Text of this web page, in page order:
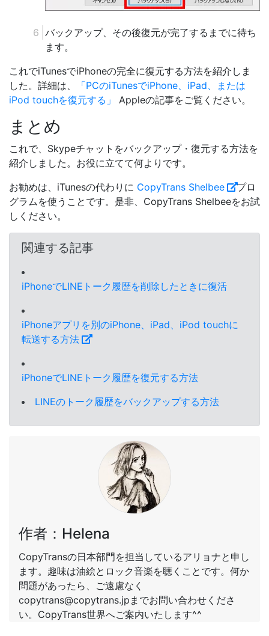
バックアップ、その後復元が完了するまでに待ち
ます。
これでiTunesでiPhoneの完全に復元する方法を紹介しま
した。詳細は、
「PCのiTunesでiPhone、iPad、または
iPod touchを復元する」
Appleの記事をご覧ください。
まとめ
これで、Skypeチャットをバックアップ・復元する方法を
紹介しました。お役に立てて何よりです。
お勧めは、iTunesの代わりに CopyTrans Shelbee
プロ
グラムを使うことです。是非、CopyTrans Shelbeeをお試
しください。
関連する記事
iPhoneでLINEトーク履歴を削除したときに復活
iPhoneアプリを別のiPhone、iPad、iPod touchに
転送する方法
iPhoneでLINEトーク履歴を復元する方法
LINEのトーク履歴をバックアップする方法
作者：Helena
CopyTransの日本部門を担当しているアリョナと申し
ます。趣味は油絵とロック音楽を聴くことです。何か
問題があったら、ご遠慮なく
copytrans@copytrans.jpまでお問い合わせくださ
い。CopyTrans世界へご案内いたします^^